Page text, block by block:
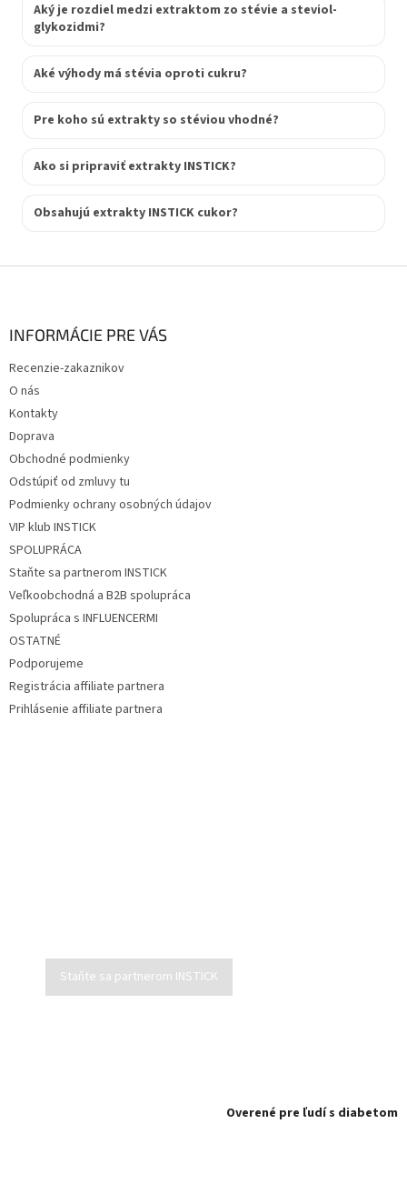
Aký je rozdiel medzi extraktom zo stévie a steviol-
glykozidmi?
Aké výhody má stévia oproti cukru?
Pre koho sú extrakty so stéviou vhodné?
Ako si pripraviť extrakty INSTICK?
Obsahujú extrakty INSTICK cukor?
INFORMÁCIE PRE VÁS
Recenzie-zakaznikov
O nás
Kontakty
Doprava
Obchodné podmienky
Odstúpiť od zmluvy tu
Podmienky ochrany osobných údajov
VIP klub INSTICK
SPOLUPRÁCA
Staňte sa partnerom INSTICK
Veľkoobchodná a B2B spolupráca
Spolupráca s INFLUENCERMI
OSTATNÉ
Podporujeme
Registrácia affiliate partnera
Prihlásenie affiliate partnera
Staňte sa partnerom INSTICK
Overené pre ľudí s diabetom